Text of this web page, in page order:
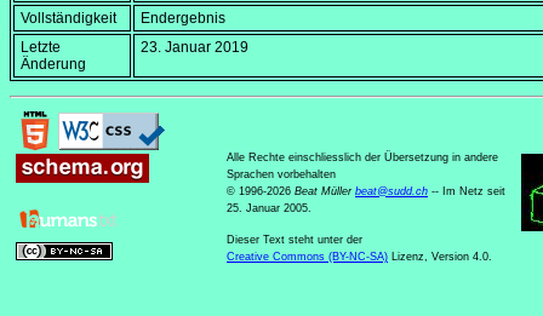
Vollständigkeit
Endergebnis
Letzte
Änderung
23. Januar 2019
Alle Rechte einschliesslich der Übersetzung in andere
Sprachen vorbehalten
© 1996-2026 Beat Müller beat@sudd.ch -- Im Netz seit
25. Januar 2005.
Dieser Text steht unter der
Creative Commons (BY-NC-SA) Lizenz, Version 4.0.